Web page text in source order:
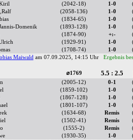
(2042-18) 1-0
(2058-136) 1-0
(1834-65) 1-0
Domenik (1893-128) 1-0
(1874-90) +:-
(1929-91) 1-0
(1708-74) 1-0
Maiwaldam 07.09.2025, 14:15 Uhr Ergebnis
⌀1769 5.5 : 2.5
(2005-12) 0-1
(1859-102) 1-0
(1867-128) 1-0
(1801-107) 1-0
(1634-68) Remis
(1502-41) Remis
(1555-2) Remis
(1930-35) 1-0